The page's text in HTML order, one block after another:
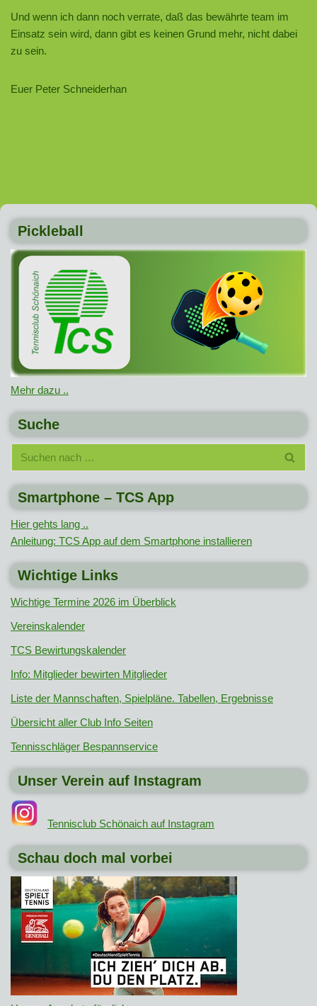
Und wenn ich dann noch verrate, daß das bewährte team im
Einsatz sein wird, dann gibt es keinen Grund mehr, nicht dabei
zu sein.
Euer Peter Schneiderhan
Pickleball
Mehr dazu ..
Suche
Smartphone – TCS App
Hier gehts lang ..
Anleitung: TCS App auf dem Smartphone installieren
Wichtige Links
Wichtige Termine 2026 im Überblick
Vereinskalender
TCS Bewirtungskalender
Info: Mitglieder bewirten Mitglieder
Liste der Mannschaften, Spielpläne. Tabellen, Ergebnisse
Übersicht aller Club Info Seiten
Tennisschläger Bespannservice
Unser Verein auf Instagram
Tennisclub Schönaich auf Instagram
Schau doch mal vorbei